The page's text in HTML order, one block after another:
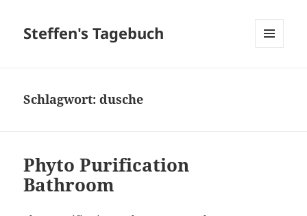
Steffen's Tagebuch
Schlagwort:dusche
Phyto Purification
Bathroom